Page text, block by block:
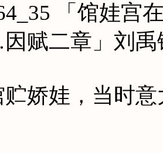
「馆娃宫在
赋二章」刘禹
娃，当时意